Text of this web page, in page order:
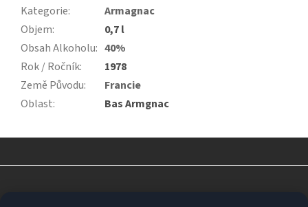
Kategorie:
Armagnac
Objem:
0,7 l
Obsah Alkoholu: 40%
Rok / Ročník:
1978
Země Původu:
Francie
Oblast: Bas Armgnac